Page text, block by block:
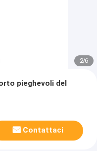
2/6
pieghevoli del
Contattaci